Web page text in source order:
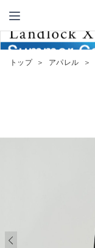
トップ ＞ アパレル ＞